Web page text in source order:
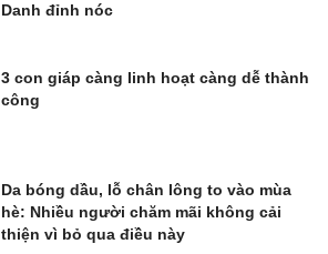
Danh đỉnh nóc
3 con giáp càng linh hoạt càng dễ thành
công
Da bóng dầu, lỗ chân lông to vào mùa
hè: Nhiều người chăm mãi không cải
thiện vì bỏ qua điều này